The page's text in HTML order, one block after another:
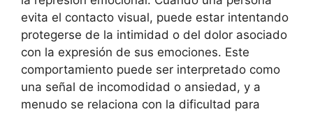
evita el contacto visual, puede estar intentando
protegerse de la intimidad o del dolor asociado
con la expresión de sus emociones. Este
comportamiento puede ser interpretado como
una señal de incomodidad o ansiedad, y a
menudo se relaciona con la dificultad para